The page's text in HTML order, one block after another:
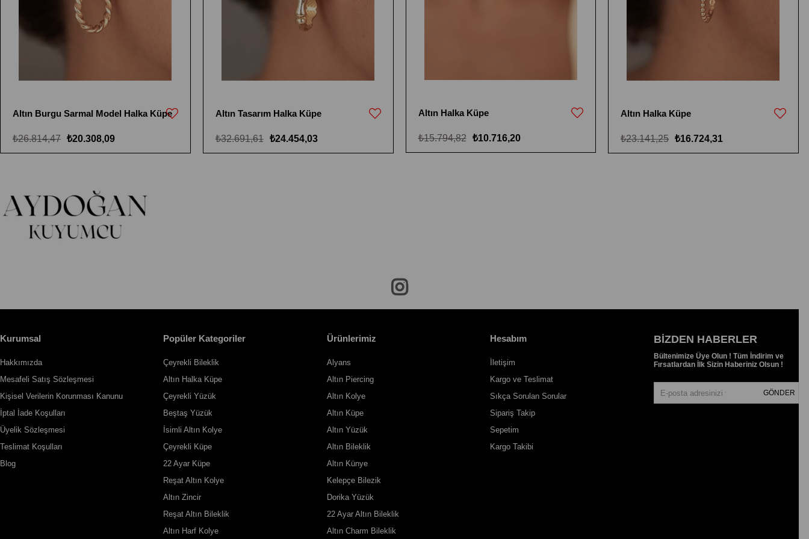
Altın Burgu Sarmal Model Halka Küpe
₺20.308,09
₺26.814,47
Altın Tasarım Halka Küpe
₺24.454,03
₺32.691,61
Altın Halka Küpe
₺10.716,20
₺15.794,82
Altın Halka Küpe
₺16.724,31
₺23.141,25
Kurumsal
Hakkımızda
Mesafeli Satış Sözleşmesi
Kişisel Verilerin Korunması Kanunu
İptal İade Koşulları
Üyelik Sözleşmesi
Teslimat Koşulları
Blog
Popüler Kategoriler
Çeyrekli Bileklik
Altın Halka Küpe
Çeyrekli Yüzük
Beştaş Yüzük
İsimli Altın Kolye
Çeyrekli Küpe
22 Ayar Küpe
Reşat Altın Kolye
Altın Zincir
Reşat Altın Bileklik
Altın Harf Kolye
Ürünlerimiz
Alyans
Altın Piercing
Altın Kolye
Altın Küpe
Altın Yüzük
Altın Bileklik
Altın Künye
Kelepçe Bilezik
Dorika Yüzük
22 Ayar Altın Bileklik
Altın Charm Bileklik
Hesabım
İletişim
Kargo ve Teslimat
Sıkça Sorulan Sorular
Sipariş Takip
Sepetim
Kargo Takibi
BIZDEN HABERLER
Bültenimize Üye Olun ! Tüm İndirim ve
Fırsatlardan İlk Sizin Haberiniz Olsun !
GÖNDER